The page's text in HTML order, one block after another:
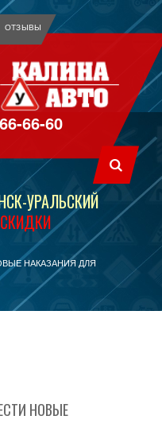
ОТЗЫВЫ
66-60
УРАЛЬСКИЙ
СКИДКИ
НАКАЗАНИЯ ДЛЯ
НОВЫЕ